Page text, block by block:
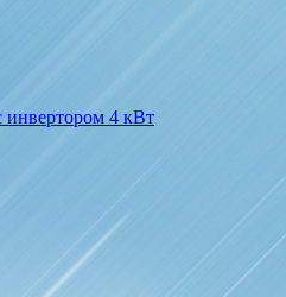
инвертором 4 кВт